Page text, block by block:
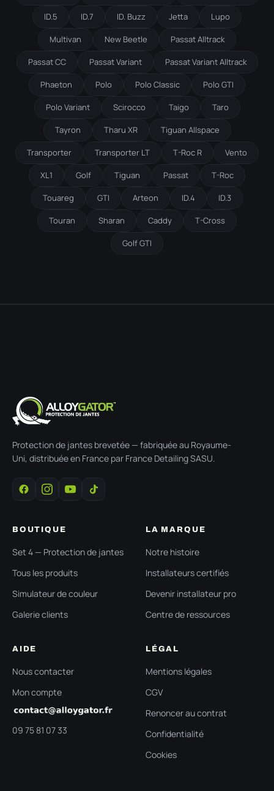
ID.5 ID.7 ID. Buzz Jetta Lupo
Multivan New Beetle Passat Alltrack
Passat CC Passat Variant Passat Variant Alltrack
Phaeton Polo Polo Classic Polo GTI
Polo Variant Scirocco Taigo Taro
Tayron Tharu XR Tiguan Allspace
Transporter Transporter LT T-Roc R Vento
XL1 Golf Tiguan Passat T-Roc
Touareg GTI Arteon ID.4 ID.3
Touran Sharan Caddy T-Cross
Golf GTI
Protection de jantes brevetée — fabriquée au Royaume-
Uni, distribuée en France par France Detailing SASU.
BOUTIQUE
Set 4 — Protection de jantes
Tous les produits
Simulateur de couleur
Galerie clients
LA MARQUE
Notre histoire
Installateurs certifiés
Devenir installateur pro
Centre de ressources
AIDE
Nous contacter
Mon compte
09 75 81 07 33
LÉGAL
Mentions légales
CGV
Renoncer au contrat
Confidentialité
Cookies